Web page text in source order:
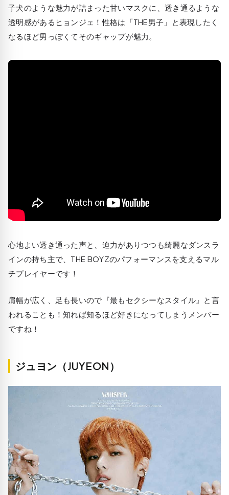
子犬のような魅力が詰まった甘いマスクに、透き通るような
透明感があるヒョンジェ！性格は「THE男子」と表現したく
なるほど男っぽくてそのギャップが魅力。
心地よい透き通った声と、迫力がありつつも綺麗なダンスラ
インの持ち主で、THE BOYZのパフォーマンスを支えるマル
チプレイヤーです！
肩幅が広く、足も長いので『最もセクシーなスタイル』と言
われることも！知れば知るほど好きになってしまうメンバー
ですね！
ジュヨン（JUYEON）